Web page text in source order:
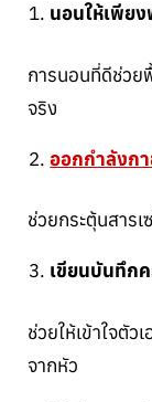
นอนให้เพีย
การนอนที่ดีช่วย
จริง
ออกกำลังก
ช่วยกระตุ้นสารเ
เขียนบันทึก
ช่วยให้เข้าใจตั
จากหัว